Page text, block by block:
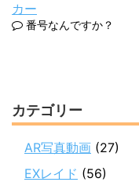
カー
番号なんですか？
カテゴリー
AR写真動画 (27)
EXレイド (56)